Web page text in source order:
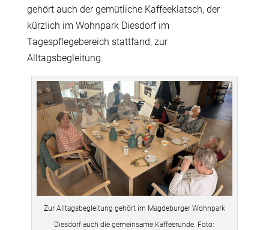
gehört auch der gemütliche Kaffeeklatsch, der
kürzlich im Wohnpark Diesdorf im
Tagespflegebereich stattfand, zur
Alltagsbegleitung.
Zur Alltagsbegleitung gehört im Magdeburger Wohnpark
Diesdorf auch die gemeinsame Kaffeerunde. Foto: